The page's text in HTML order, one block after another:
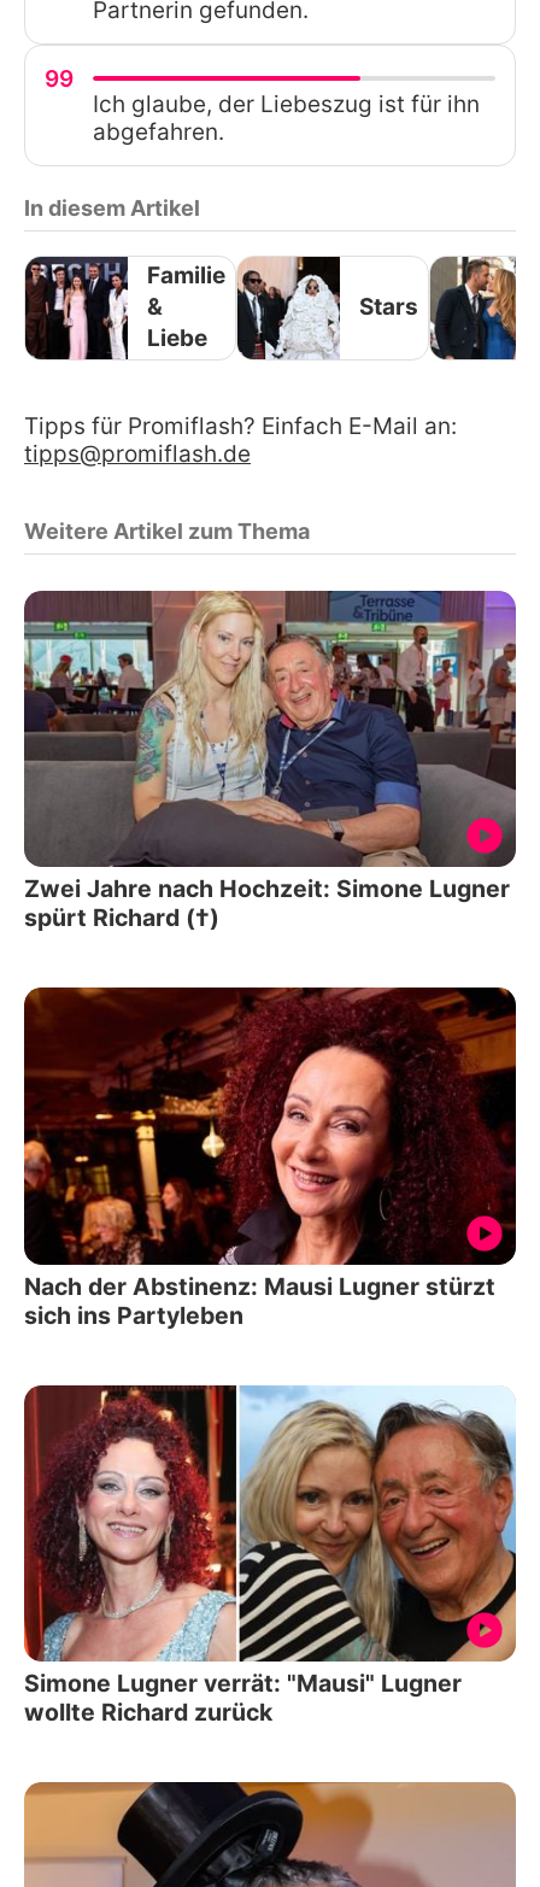
Partnerin gefunden.
99
Ich glaube, der Liebeszug ist für ihn
abgefahren.
In diesem Artikel
Familie
&
Liebe
Stars
Tipps für Promiflash? Einfach E-Mail an:
tipps@promiflash.de
Weitere Artikel zum Thema
Zwei Jahre nach Hochzeit: Simone Lugner
spürt Richard (†)
Nach der Abstinenz: Mausi Lugner stürzt
sich ins Partyleben
Simone Lugner verrät: "Mausi" Lugner
wollte Richard zurück